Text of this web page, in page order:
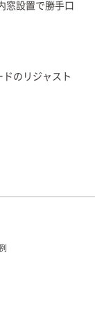
窓設置で勝手口
ドのリジャスト